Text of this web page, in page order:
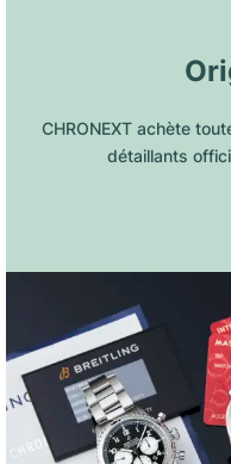
CHRONEXT achète
détaillants